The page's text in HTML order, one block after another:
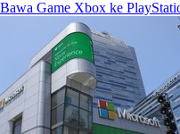
Bawa Game Xbox ke